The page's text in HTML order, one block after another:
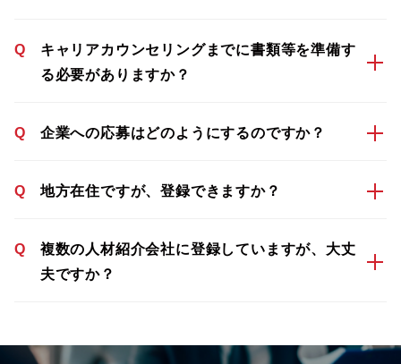
Q
キャリアカウンセリングまでに書類等を準備す
る必要がありますか？
Q 企業への応募はどのようにするのですか？
Q 地方在住ですが、登録できますか？
Q
複数の人材紹介会社に登録していますが、大丈
夫ですか？